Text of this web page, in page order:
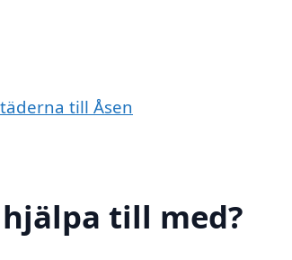
till Åsen
till med?